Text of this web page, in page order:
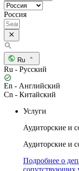
Россия
Ru
Ru - Русский
En - Английский
Cn - Китайский
Услуги
Аудиторские и
Аудиторские и
Подробнее о
сопутствующих